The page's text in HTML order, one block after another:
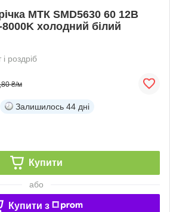
МТК SMD5630 60 12В
холодний білий
роздріб
₴/м
Залишилось 44 дні
Купити
або
Купити з